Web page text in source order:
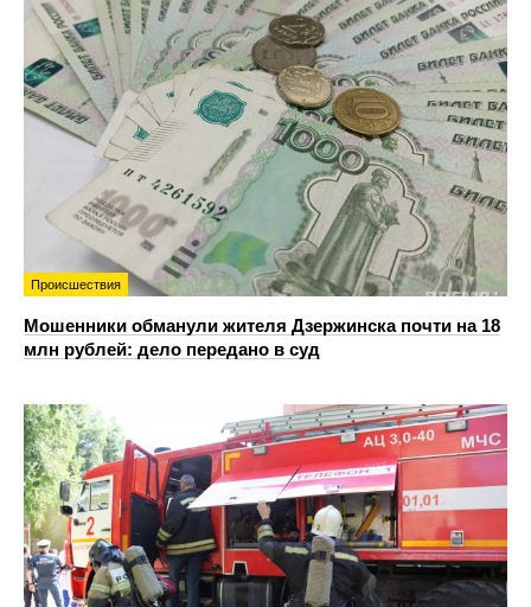
Происшествия
Мошенники обманули жителя Дзержинска почти на 18
млн рублей: дело передано в суд